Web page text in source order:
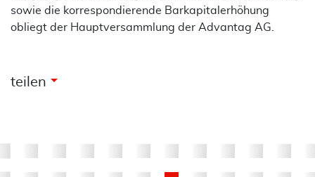
sowie die korrespondierende Barkapitalerhöhung
obliegt der Hauptversammlung der Advantag AG.
teilen arrow_drop_down